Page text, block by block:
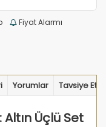
Fiyat Alarmı
Yorumlar Tavsiye Et
Altın Üçlü Set